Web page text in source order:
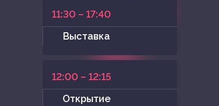
11:30 – 17:40
Выставка
12:00 – 12:15
Открытие